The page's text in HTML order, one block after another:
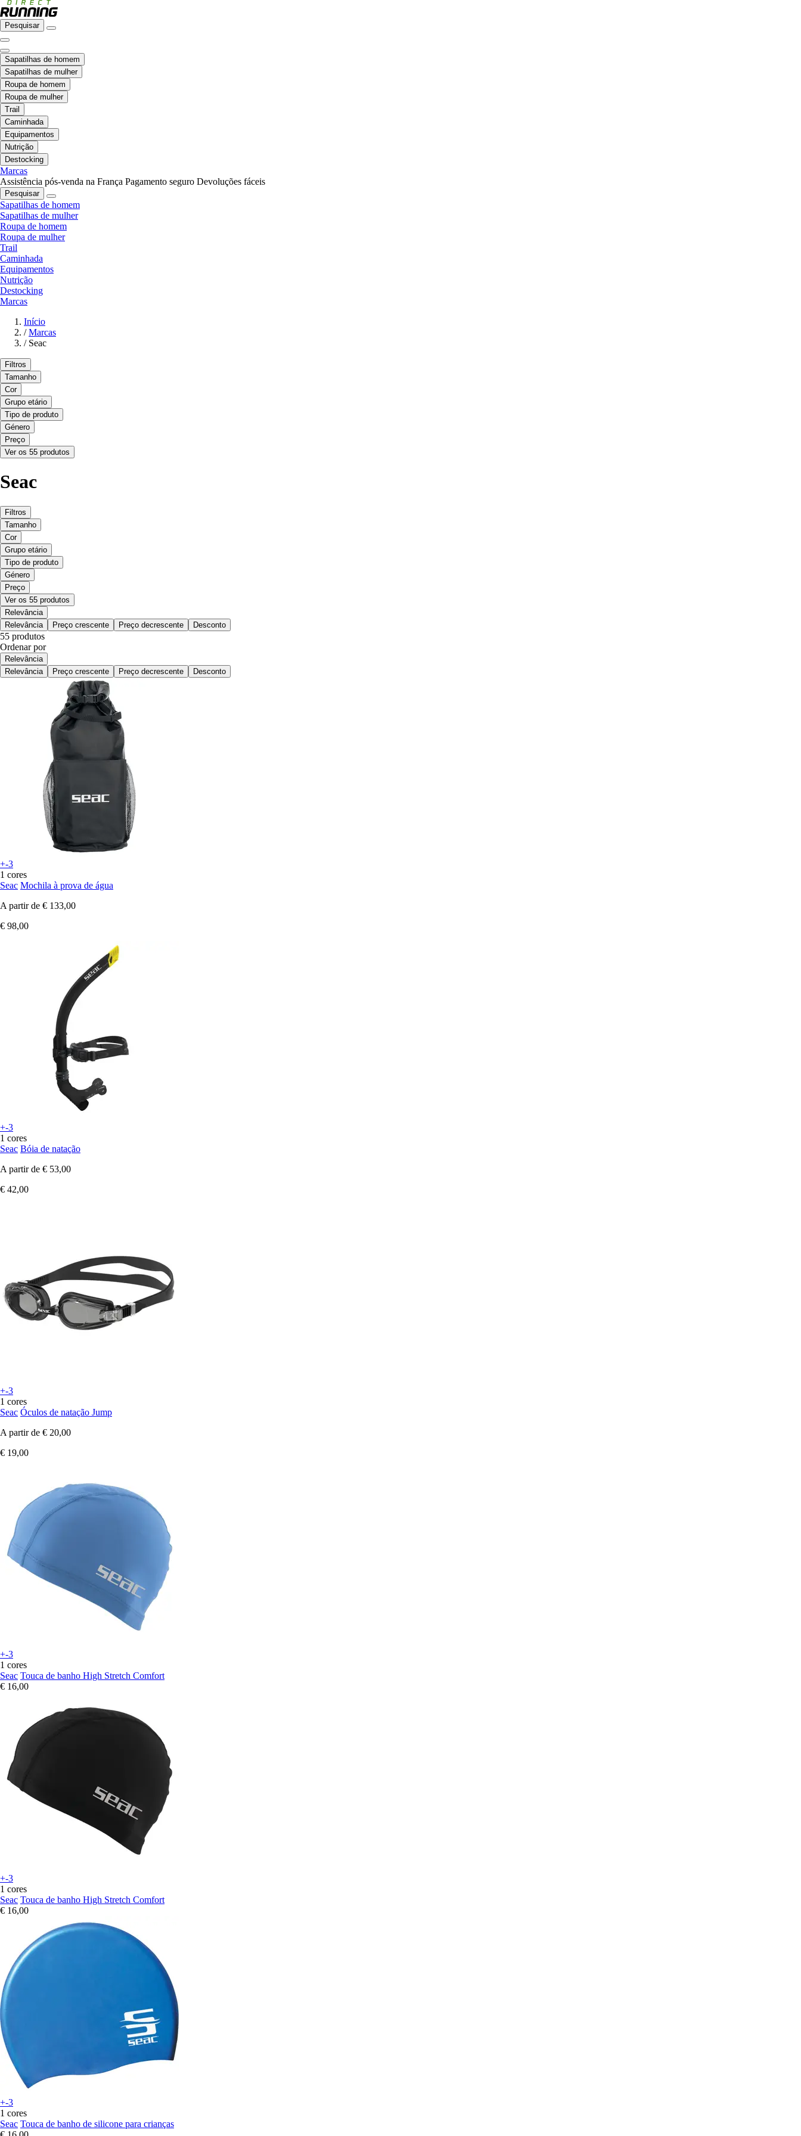
Pesquisar
Sapatilhas de homem
Sapatilhas de mulher
Roupa de homem
Roupa de mulher
Trail
Caminhada
Equipamentos
Nutrição
Destocking
Marcas
Assistência pós-venda na França Pagamento seguro Devoluções fáceis
Pesquisar
Sapatilhas de homem
Sapatilhas de mulher
Roupa de homem
Roupa de mulher
Trail
Caminhada
Equipamentos
Nutrição
Destocking
Marcas
Início
/ Marcas
/ Seac
Filtros
Tamanho
Cor
Grupo etário
Tipo de produto
Género
Preço
Ver os 55 produtos
Seac
Filtros
Tamanho
Cor
Grupo etário
Tipo de produto
Género
Preço
Ver os 55 produtos
Relevância
Relevância
Preço crescente Preço decrescente Desconto
55 produtos
Ordenar por
Relevância
Relevância
Preço crescente Preço decrescente Desconto
+-3
1 cores
Seac Mochila à prova de água
A partir de € 133,00
€ 98,00
+-3
1 cores
Seac Bóia de natação
A partir de € 53,00
€ 42,00
+-3
1 cores
Seac Óculos de natação Jump
A partir de € 20,00
€ 19,00
+-3
1 cores
Seac Touca de banho High Stretch Comfort
€ 16,00
+-3
1 cores
Seac Touca de banho High Stretch Comfort
€ 16,00
+-3
1 cores
Seac Touca de banho de silicone para crianças